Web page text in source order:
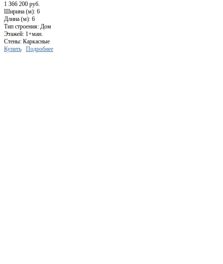
1 366 200 руб.
Ширина (м): 6
Длина (м): 6
Тип строения: Дом
Этажей: 1+ман.
Стены: Каркасные
Купить
Подробнее